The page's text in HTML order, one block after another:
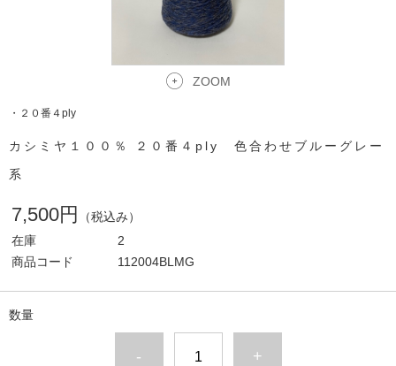
ZOOM
・２０番４ply
カシミヤ１００％ ２０番４ply 色合わせブルーグレー
系
7,500円
（税込み）
在庫
2
商品コード
112004BLMG
数量
- +